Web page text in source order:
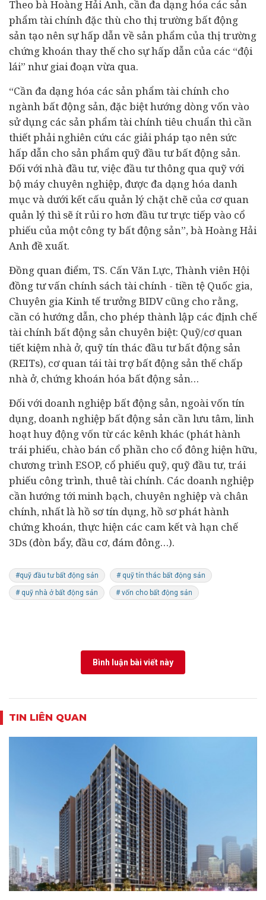
Theo bà Hoàng Hải Anh, cần đa dạng hóa các sản
phẩm tài chính đặc thù cho thị trường bất động
sản tạo nên sự hấp dẫn về sản phẩm của thị trường
chứng khoán thay thế cho sự hấp dẫn của các “đội
lái” như giai đoạn vừa qua.
“Cần đa dạng hóa các sản phẩm tài chính cho
ngành bất động sản, đặc biệt hướng dòng vốn vào
sử dụng các sản phẩm tài chính tiêu chuẩn thì cần
thiết phải nghiên cứu các giải pháp tạo nên sức
hấp dẫn cho sản phẩm quỹ đầu tư bất động sản.
Đối với nhà đầu tư, việc đầu tư thông qua quỹ với
bộ máy chuyên nghiệp, được đa dạng hóa danh
mục và dưới kết cấu quản lý chặt chẽ của cơ quan
quản lý thì sẽ ít rủi ro hơn đầu tư trực tiếp vào cổ
phiếu của một công ty bất động sản”, bà Hoàng Hải
Anh đề xuất.
Đồng quan điểm, TS. Cấn Văn Lực, Thành viên Hội
đồng tư vấn chính sách tài chính - tiền tệ Quốc gia,
Chuyên gia Kinh tế trưởng BIDV cũng cho rằng,
cần có hướng dẫn, cho phép thành lập các định chế
tài chính bất động sản chuyên biệt: Quỹ/cơ quan
tiết kiệm nhà ở, quỹ tín thác đầu tư bất động sản
(REITs), cơ quan tái tài trợ bất động sản thế chấp
nhà ở, chứng khoán hóa bất động sản…
Đối với doanh nghiệp bất động sản, ngoài vốn tín
dụng, doanh nghiệp bất động sản cần lưu tâm, linh
hoạt huy động vốn từ các kênh khác (phát hành
trái phiếu, chào bán cổ phần cho cổ đông hiện hữu,
chương trình ESOP, cổ phiếu quỹ, quỹ đầu tư, trái
phiếu công trình, thuê tài chính. Các doanh nghiệp
cần hướng tới minh bạch, chuyên nghiệp và chân
chính, nhất là hồ sơ tín dụng, hồ sơ phát hành
chứng khoán, thực hiện các cam kết và hạn chế
3Ds (đòn bẩy, đầu cơ, đám đông…).
#quỹ đầu tư bất động sản # quỹ tín thác bất động sản
# quỹ nhà ở bất động sản # vốn cho bất động sản
Bình luận bài viết này
TIN LIÊN QUAN